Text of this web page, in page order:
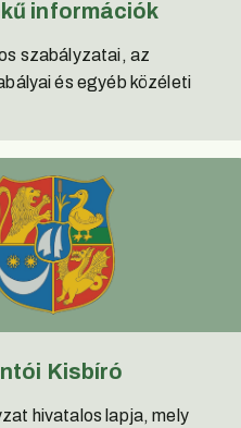
információk
szabályzatai, az
és egyéb közéleti
Kisbíró
hivatalos lapja, mely